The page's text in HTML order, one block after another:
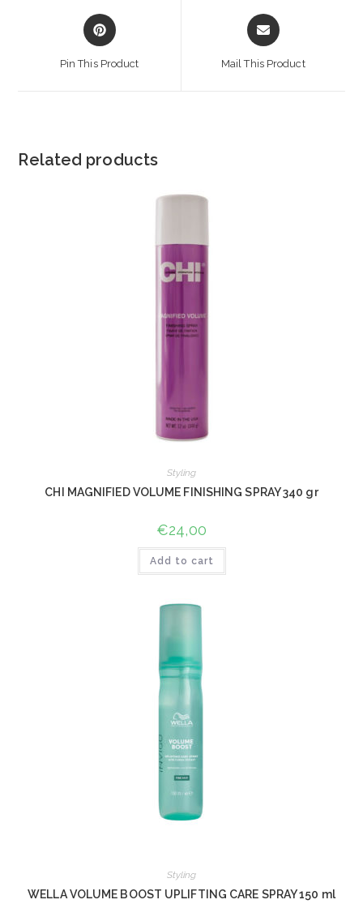
Opens
in
Pin This Product
Opens
in
Mail This Product
Related products
Styling
CHI MAGNIFIED VOLUME FINISHING SPRAY 340 gr
€24,00
Add to cart
Styling
WELLA VOLUME BOOST UPLIFTING CARE SPRAY 150 ml